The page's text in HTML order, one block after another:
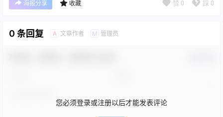
海报分享 收藏 赞 0 踩 0
0 条回复 A 文章作者 M 管理员
您必须登录或注册以后才能发表评论